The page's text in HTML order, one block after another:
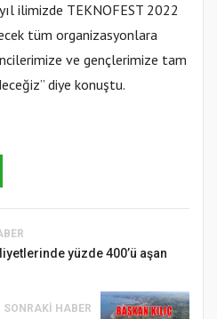
ilimizde TEKNOFEST 2022
tüm organizasyonlara
ve gençlerimize tam
diye konuştu.
yüzde 400’ü aşan
SONRAKI HABER